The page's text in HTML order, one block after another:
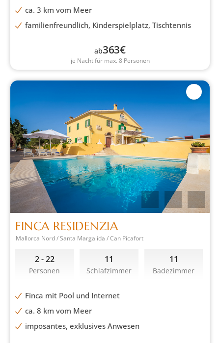
ca. 3 km vom Meer
familienfreundlich, Kinderspielplatz, Tischtennis
ab363€
je Nacht für max. 8 Personen
FINCA RESIDENZIA
Mallorca Nord / Santa Margalida / Can Picafort
2 - 22
Personen
11
Schlafzimmer
11
Badezimmer
Finca mit Pool und Internet
ca. 8 km vom Meer
imposantes, exklusives Anwesen